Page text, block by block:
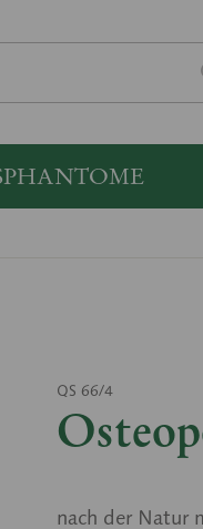
QS 66/4
nach der Natur